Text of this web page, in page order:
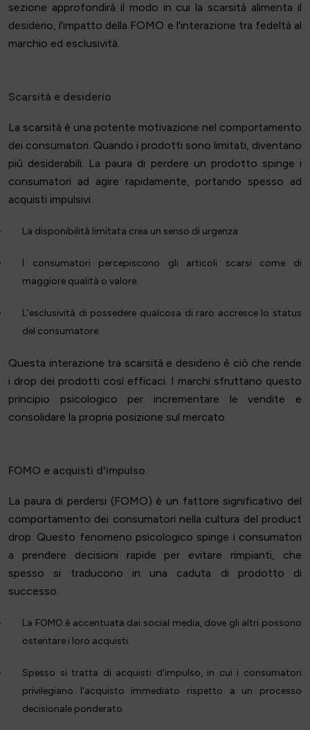
sezione approfondirà il modo in cui la scarsità alimenta il
desiderio, l'impatto della FOMO e l'interazione tra fedeltà al
marchio ed esclusività.
Scarsità e desiderio
La scarsità è una potente motivazione nel comportamento
dei consumatori. Quando i prodotti sono limitati, diventano
più desiderabili. La paura di perdere un prodotto spinge i
consumatori ad agire rapidamente, portando spesso ad
acquisti impulsivi.
La disponibilità limitata crea un senso di urgenza.
I consumatori percepiscono gli articoli scarsi come di
maggiore qualità o valore.
L'esclusività di possedere qualcosa di raro accresce lo status
del consumatore.
Questa interazione tra scarsità e desiderio è ciò che rende
i drop dei prodotti così efficaci. I marchi sfruttano questo
principio psicologico per incrementare le vendite e
consolidare la propria posizione sul mercato.
FOMO e acquisti d'impulso
La paura di perdersi (FOMO) è un fattore significativo del
comportamento dei consumatori nella cultura del product
drop. Questo fenomeno psicologico spinge i consumatori
a prendere decisioni rapide per evitare rimpianti, che
spesso si traducono in una caduta di prodotto di
successo.
La FOMO è accentuata dai social media, dove gli altri possono
ostentare i loro acquisti.
Spesso si tratta di acquisti d'impulso, in cui i consumatori
privilegiano l'acquisto immediato rispetto a un processo
decisionale ponderato.